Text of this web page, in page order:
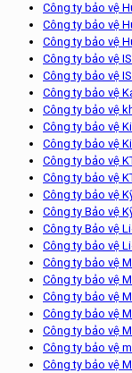
Công ty bảo vệ
Công ty bảo vệ
Công ty bảo vệ
Công ty bảo vệ
Công ty bảo vệ
Công ty bảo vệ
Công ty bảo vệ
Công ty bảo vệ
Công ty bảo vệ
Công ty bảo vệ
Công ty bảo vệ
Công ty bảo vệ
Công ty Bảo vệ
Công ty Bảo vệ
Công ty bảo vệ
Công ty bảo vệ
Công ty bảo vệ
Công ty bảo vệ
Công ty bảo vệ
Công ty bảo vệ
Công ty bảo vệ
Công ty bảo vệ